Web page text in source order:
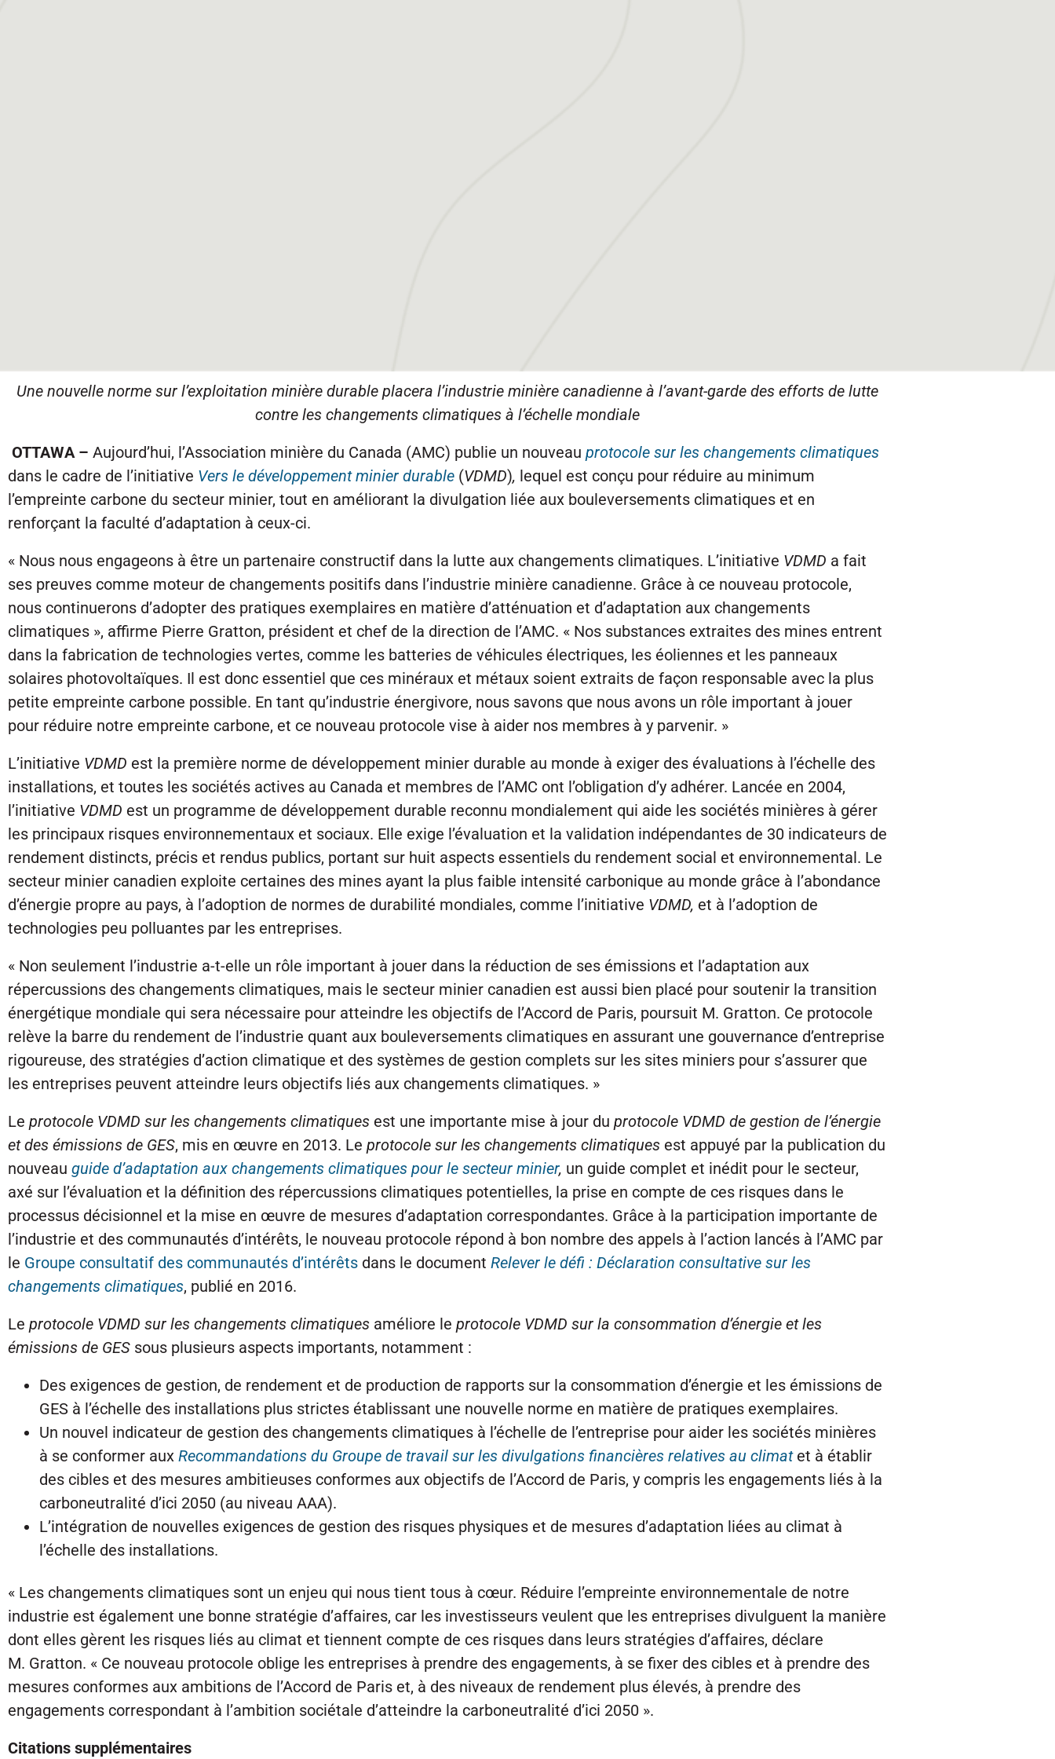
Une nouvelle norme sur l’exploitation minière durable placera l’industrie minière canadienne à l’avant-garde des efforts de lutte
contre les changements climatiques à l’échelle mondiale
OTTAWA – Aujourd’hui, l’Association minière du Canada (AMC) publie un nouveau protocole sur les changements climatiques
dans le cadre de l’initiative Vers le développement minier durable (VDMD), lequel est conçu pour réduire au minimum
l’empreinte carbone du secteur minier, tout en améliorant la divulgation liée aux bouleversements climatiques et en
renforçant la faculté d’adaptation à ceux-ci.
« Nous nous engageons à être un partenaire constructif dans la lutte aux changements climatiques. L’initiative VDMD a fait
ses preuves comme moteur de changements positifs dans l’industrie minière canadienne. Grâce à ce nouveau protocole,
nous continuerons d’adopter des pratiques exemplaires en matière d’atténuation et d’adaptation aux changements
climatiques », affirme Pierre Gratton, président et chef de la direction de l’AMC. « Nos substances extraites des mines entrent
dans la fabrication de technologies vertes, comme les batteries de véhicules électriques, les éoliennes et les panneaux
solaires photovoltaïques. Il est donc essentiel que ces minéraux et métaux soient extraits de façon responsable avec la plus
petite empreinte carbone possible. En tant qu’industrie énergivore, nous savons que nous avons un rôle important à jouer
pour réduire notre empreinte carbone, et ce nouveau protocole vise à aider nos membres à y parvenir. »
L’initiative VDMD est la première norme de développement minier durable au monde à exiger des évaluations à l’échelle des
installations, et toutes les sociétés actives au Canada et membres de l’AMC ont l’obligation d’y adhérer. Lancée en 2004,
l’initiative VDMD est un programme de développement durable reconnu mondialement qui aide les sociétés minières à gérer
les principaux risques environnementaux et sociaux. Elle exige l’évaluation et la validation indépendantes de 30 indicateurs de
rendement distincts, précis et rendus publics, portant sur huit aspects essentiels du rendement social et environnemental. Le
secteur minier canadien exploite certaines des mines ayant la plus faible intensité carbonique au monde grâce à l’abondance
d’énergie propre au pays, à l’adoption de normes de durabilité mondiales, comme l’initiative VDMD, et à l’adoption de
technologies peu polluantes par les entreprises.
« Non seulement l’industrie a-t-elle un rôle important à jouer dans la réduction de ses émissions et l’adaptation aux
répercussions des changements climatiques, mais le secteur minier canadien est aussi bien placé pour soutenir la transition
énergétique mondiale qui sera nécessaire pour atteindre les objectifs de l’Accord de Paris, poursuit M. Gratton. Ce protocole
relève la barre du rendement de l’industrie quant aux bouleversements climatiques en assurant une gouvernance d’entreprise
rigoureuse, des stratégies d’action climatique et des systèmes de gestion complets sur les sites miniers pour s’assurer que
les entreprises peuvent atteindre leurs objectifs liés aux changements climatiques. »
Le protocole VDMD sur les changements climatiques est une importante mise à jour du protocole VDMD de gestion de l’énergie
et des émissions de GES, mis en œuvre en 2013. Le protocole sur les changements climatiques est appuyé par la publication du
nouveau guide d’adaptation aux changements climatiques pour le secteur minier, un guide complet et inédit pour le secteur,
axé sur l’évaluation et la définition des répercussions climatiques potentielles, la prise en compte de ces risques dans le
processus décisionnel et la mise en œuvre de mesures d’adaptation correspondantes. Grâce à la participation importante de
l’industrie et des communautés d’intérêts, le nouveau protocole répond à bon nombre des appels à l’action lancés à l’AMC par
le Groupe consultatif des communautés d’intérêts dans le document Relever le défi : Déclaration consultative sur les
changements climatiques, publié en 2016.
Le protocole VDMD sur les changements climatiques améliore le protocole VDMD sur la consommation d’énergie et les
émissions de GES sous plusieurs aspects importants, notamment :
Des exigences de gestion, de rendement et de production de rapports sur la consommation d’énergie et les émissions de
GES à l’échelle des installations plus strictes établissant une nouvelle norme en matière de pratiques exemplaires.
Un nouvel indicateur de gestion des changements climatiques à l’échelle de l’entreprise pour aider les sociétés minières
à se conformer aux Recommandations du Groupe de travail sur les divulgations financières relatives au climatet à établir
des cibles et des mesures ambitieuses conformes aux objectifs de l’Accord de Paris, y compris les engagements liés à la
carboneutralité d’ici 2050 (au niveau AAA).
L’intégration de nouvelles exigences de gestion des risques physiques et de mesures d’adaptation liées au climat à
l’échelle des installations.
« Les changements climatiques sont un enjeu qui nous tient tous à cœur. Réduire l’empreinte environnementale de notre
industrie est également une bonne stratégie d’affaires, car les investisseurs veulent que les entreprises divulguent la manière
dont elles gèrent les risques liés au climat et tiennent compte de ces risques dans leurs stratégies d’affaires, déclare
M. Gratton. « Ce nouveau protocole oblige les entreprises à prendre des engagements, à se fixer des cibles et à prendre des
mesures conformes aux ambitions de l’Accord de Paris et, à des niveaux de rendement plus élevés, à prendre des
engagements correspondant à l’ambition sociétale d’atteindre la carboneutralité d’ici 2050 ».
Citations supplémentaires